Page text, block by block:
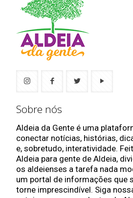
Sobre nós
Aldeia da Gente é uma
conectar notícias, histórias,
e, sobretudo, interatividade.
Aldeia para gente de Aldeia,
os aldeienses a tarefa nada
um portal de informações que
torne imprescindível. Siga